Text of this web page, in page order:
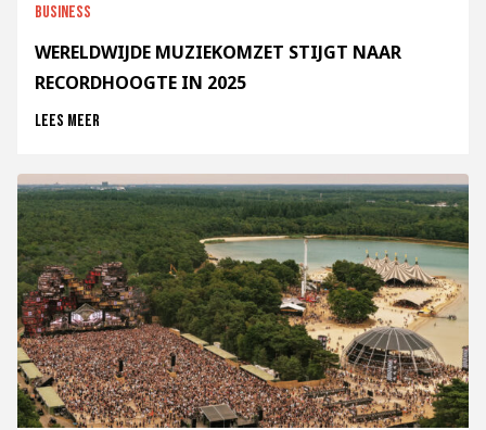
Business
WERELDWIJDE MUZIEKOMZET STIJGT NAAR
RECORDHOOGTE IN 2025
Lees meer